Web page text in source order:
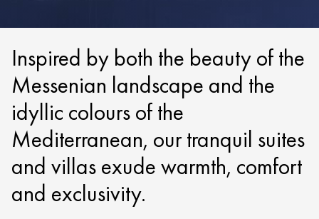
Inspired by both the beauty of the
Messenian landscape and the
idyllic colours of the
Mediterranean, our tranquil suites
and villas exude warmth, comfort
and exclusivity.